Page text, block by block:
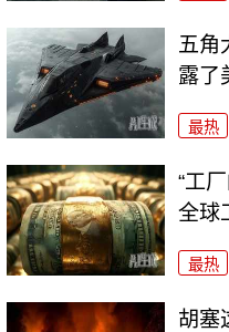
五角
露了
最热
“工
全球
最热
胡塞